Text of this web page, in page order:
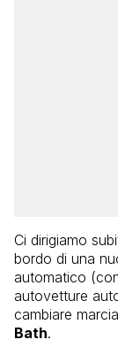
Ci dirigiamo
bordo di una
automatico
autovetture
cambiare
Bath.